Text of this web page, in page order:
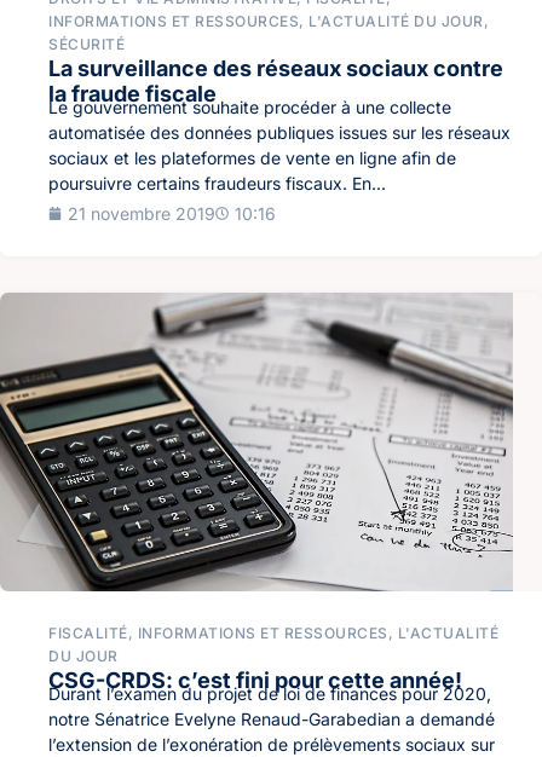
INFORMATIONS ET RESSOURCES, L'ACTUALITÉ DU JOUR ,
SÉCURITÉ
La surveillance des réseaux sociaux contre
la fraude fiscale
Le gouvernement souhaite procéder à une collecte
automatisée des données publiques issues sur les réseaux
sociaux et les plateformes de vente en ligne afin de
poursuivre certains fraudeurs fiscaux. En...
21 novembre 2019
10:16
FISCALITÉ, INFORMATIONS ET RESSOURCES , L'ACTUALITÉ
DU JOUR
CSG-CRDS: c’est fini pour cette année!
Durant l’examen du projet de loi de finances pour 2020,
notre Sénatrice Evelyne Renaud-Garabedian a demandé
l’extension de l’exonération de prélèvements sociaux sur